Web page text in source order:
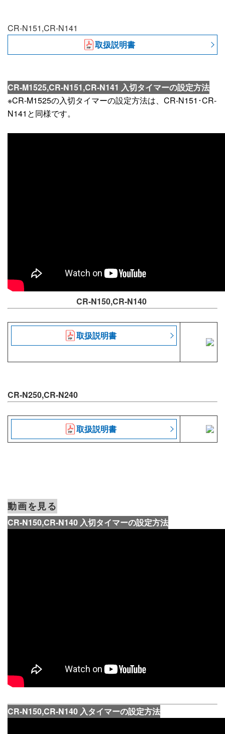
CR-N151,CR-N141
取扱説明書
CR-M1525,CR-N151,CR-N141 入切タイマーの設定方法
※CR-M1525の入切タイマーの設定方法は、CR-N151･CR-
N141と同様です。
CR-N150,CR-N140
取扱説明書
CR-N250,CR-N240
取扱説明書
動画を見る
CR-N150,CR-N140 入切タイマーの設定方法
CR-N150,CR-N140 入タイマーの設定方法